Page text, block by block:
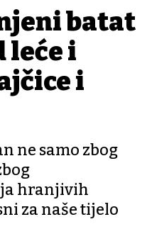
batat
leće i
i
ne samo zbog
hranjivih
za naše tijelo